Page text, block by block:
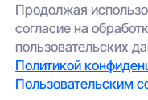
Продолжая
согласие на
пользовательских
Политикой
Пользовательским